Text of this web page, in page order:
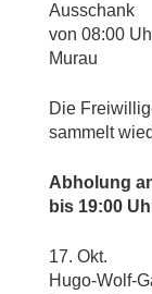
Ausschank
von 08:00
Murau
Die
sammelt
Abholung
bis 19:00
17. Okt.
Hugo-Wolf-